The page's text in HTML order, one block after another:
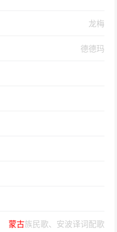
龙梅
德德玛
蒙古族民歌、安波译词配歌